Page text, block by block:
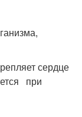
сердце
при